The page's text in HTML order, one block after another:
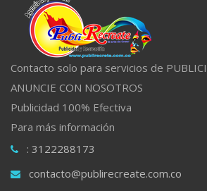
Contacto solo para servicios de
ANUNCIE CON NOSOTROS
Publicidad 100% Efectiva
Para más información
: 3122288173
contacto@publirecreate.com.co